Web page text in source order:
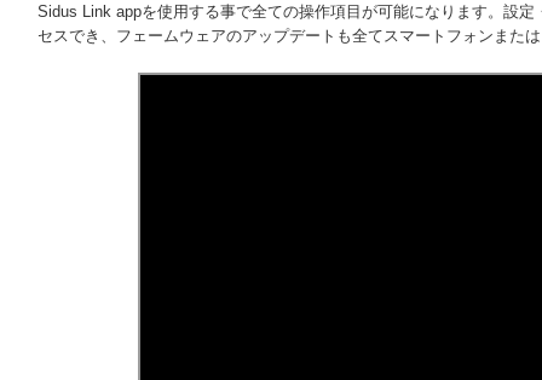
Sidus Link appを使用する事で全ての操作項目が可能になります。設
セスでき、フェームウェアのアップデートも全てスマートフォンまた